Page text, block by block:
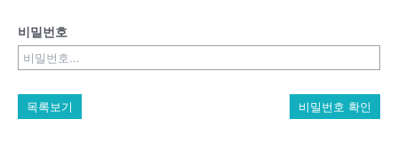
비밀번호
목록보기 비밀번호 확인